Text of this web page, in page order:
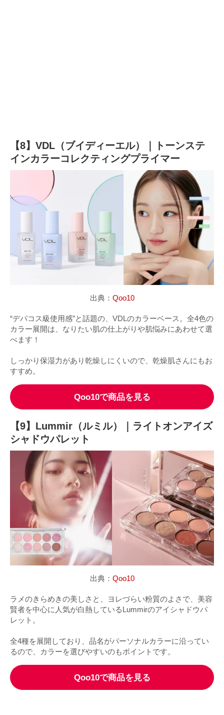
【8】VDL（ブイディーエル）｜トーンステ
インカラーコレクティングプライマー
出典： Qoo10
“デパコス級使用感”と話題の、VDLのカラーベース。全4色の
カラー展開は、なりたい肌の仕上がりや肌悩みにあわせて選
べます！
しっかり保湿力があり乾燥しにくいので、乾燥肌さんにもお
すすめ。
Qoo10で商品を見る
【9】Lummir（ルミル）｜ライトオンアイズ
シャドウパレット
出典： Qoo10
ラメのきらめきの美しさと、ヨレづらい粉質のよさで、美容
賢者を中心に人気が白熱しているLummirのアイシャドウパ
レット。
全4種を展開しており、品名がパーソナルカラーに沿ってい
るので、カラーを選びやすいのもポイントです。
Qoo10で商品を見る